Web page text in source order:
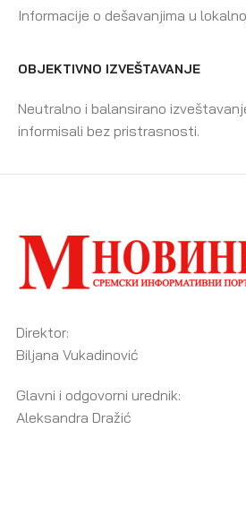
Informacije o dešavanjima u
OBJEKTIVNO IZVEŠTAVANJE
Neutralno i balansirano
informisali bez pristrasnosti.
Direktor:
Biljana Vukadinović
Glavni i odgovorni urednik:
Aleksandra Dražić